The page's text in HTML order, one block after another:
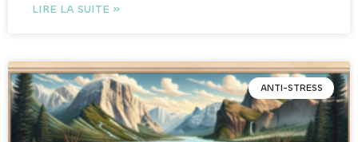
LIRE LA SUITE »
ANTI-STRESS